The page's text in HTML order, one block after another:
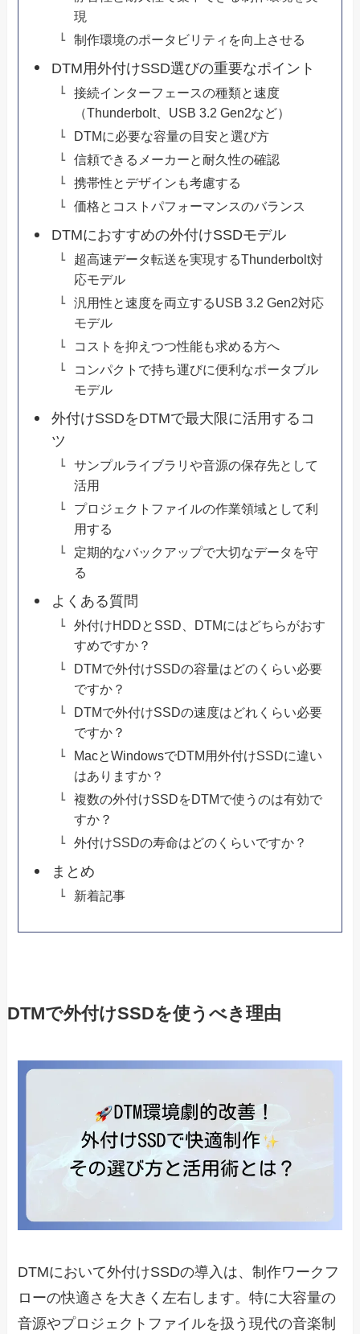
現
制作環境のポータビリティを向上させる
DTM用外付けSSD選びの重要なポイント
接続インターフェースの種類と速度
（Thunderbolt、USB 3.2 Gen2など）
DTMに必要な容量の目安と選び方
信頼できるメーカーと耐久性の確認
携帯性とデザインも考慮する
価格とコストパフォーマンスのバランス
DTMにおすすめの外付けSSDモデル
超高速データ転送を実現するThunderbolt対
応モデル
汎用性と速度を両立するUSB 3.2 Gen2対応
モデル
コストを抑えつつ性能も求める方へ
コンパクトで持ち運びに便利なポータブル
モデル
外付けSSDをDTMで最大限に活用するコ
ツ
サンプルライブラリや音源の保存先として
活用
プロジェクトファイルの作業領域として利
用する
定期的なバックアップで大切なデータを守
る
よくある質問
外付けHDDとSSD、DTMにはどちらがおす
すめですか？
DTMで外付けSSDの容量はどのくらい必要
ですか？
DTMで外付けSSDの速度はどれくらい必要
ですか？
MacとWindowsでDTM用外付けSSDに違い
はありますか？
複数の外付けSSDをDTMで使うのは有効で
すか？
外付けSSDの寿命はどのくらいですか？
まとめ
新着記事
DTMで外付けSSDを使うべき理由
DTMにおいて外付けSSDの導入は、制作ワークフ
ローの快適さを大きく左右します。特に大容量の
音源やプロジェクトファイルを扱う現代の音楽制